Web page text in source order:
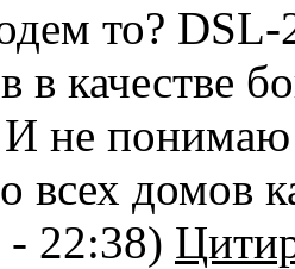
то?
в качестве
И не
всех домов
- 22:38)